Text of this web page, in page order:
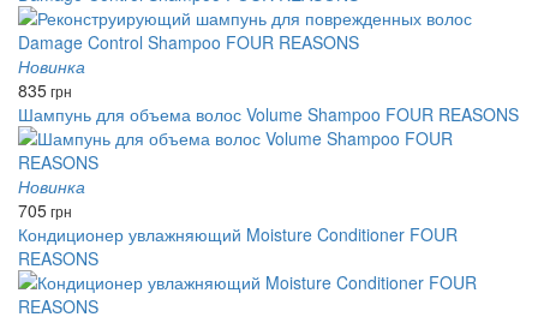
Новинка
835грн
Шампунь для объема волос Volume Shampoo FOUR REASONS
Новинка
705грн
Кондиционер увлажняющий Moisture Conditioner FOUR
REASONS